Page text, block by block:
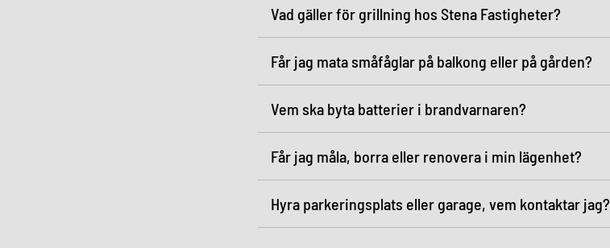
Vad gäller för grillning hos Stena Fastigheter?
Får jag mata småfåglar på balkong eller på gården?
Vem ska byta batterier i brandvarnaren?
Får jag måla, borra eller renovera i min lägenhet?
Hyra parkeringsplats eller garage, vem kontaktar jag?